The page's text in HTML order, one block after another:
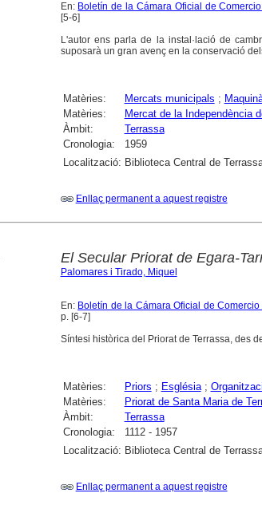
En: Boletín de la Cámara Oficial de
[5-6]
L'autor ens parla de la instal·lació de
suposarà un gran avenç en la conservació
Matèries: Mercats municipals ;
Matèries:
Mercat de la Independència
Àmbit:
Terrassa
Cronologia:
1959
Localització: Biblioteca Central de
Enllaç permanent a aquest registre
El Secular Priorat de Egara-
Palomares i Tirado, Miquel
En: Boletín de la Cámara Oficial de
p. [6-7]
Síntesi històrica del Priorat de Terrassa, des
Matèries: Priors ; Església;
Matèries:
Priorat de Santa Maria de
Àmbit:
Terrassa
Cronologia:
1112 - 1957
Localització: Biblioteca Central de
Enllaç permanent a aquest registre